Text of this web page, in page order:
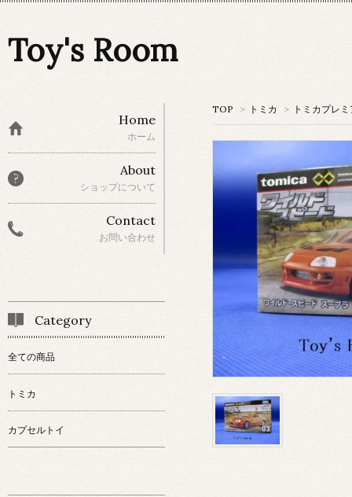
Toy's Room
TOP > トミカ > トミカプレ
Home
ホーム
About
ショップについて
Contact
お問い合わせ
Category
全ての商品
トミカ
カプセルトイ